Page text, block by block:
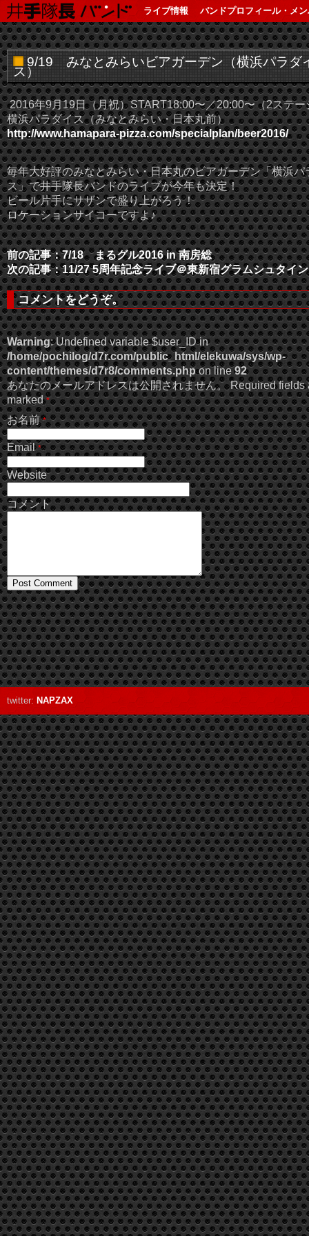
ライブ情報 バンドプロフィール・メ
9/19 みなとみらいビアガーデン（横浜パラダ
ス）
2016年9月19日（月祝）START18:00〜／20:00〜（2ステー
横浜パラダイス（みなとみらい・日本丸前）
http://www.hamapara-pizza.com/specialplan/beer2016/
毎年大好評のみなとみらい・日本丸のビアガーデン「横浜パ
ス」で井手隊長バンドのライブが今年も決定！
ビール片手にサザンで盛り上がろう！
ロケーションサイコーですよ♪
前の記事：7/18 まるグル2016 in 南房総
次の記事：11/27 5周年記念ライブ＠東新宿グラムシュタイン
コメントをどうぞ。
Warning: Undefined variable $user_ID in
/home/pochilog/d7r.com/public_html/elekuwa/sys/wp-
content/themes/d7r8/comments.phpon line92
あなたのメールアドレスは公開されません。 Required fields
marked*
お名前 *
Email *
Website
コメント
twitter: NAPZAX